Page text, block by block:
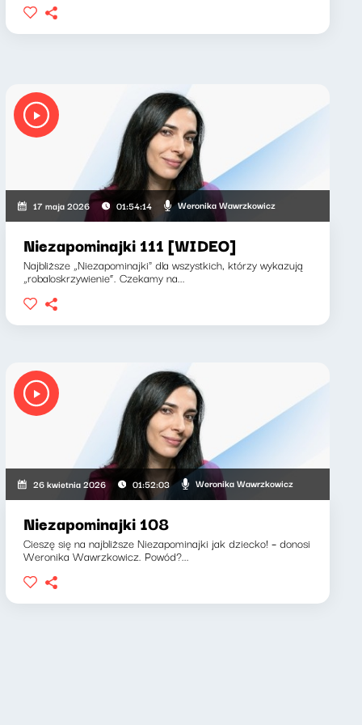
17 maja 2026 01:54:14 Weronika Wawrzkowicz
Niezapominajki 111 [WIDEO]
Najbliższe „Niezapominajki" dla wszystkich, którzy wykazują
„robaloskrzywienie”. Czekamy na...
26 kwietnia 2026 01:52:03 Weronika Wawrzkowicz
Niezapominajki 108
Cieszę się na najbliższe Niezapominajki jak dziecko! – donosi
Weronika Wawrzkowicz. Powód?...